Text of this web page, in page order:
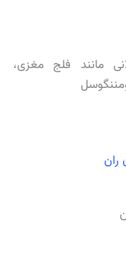
مانند فلج مغزی،
ران